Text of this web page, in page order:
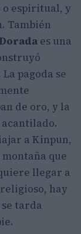
o espiritual, y
También
es una
pagoda se
de oro, y la
a Kinpun,
que
llegar a
hay
tarda